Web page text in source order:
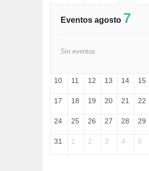
FELICIDAD (1)
FRANCISCO (5)
HUGO ZÁRATE (30)
I A (2)
INDEPENDENCIA (15)
INTELIGENCIA ARTIFICIAL (1)
Eventos agosto 7
Sin eventos
10 11 12 13 14 15
17 18 19 20 21 22
24 25 26 27 28 29
31 1 2 3 4 5